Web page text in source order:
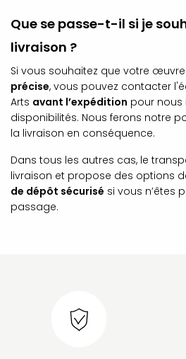
Que se passe-t-il si je
livraison ?
Si vous souhaitez que votre
précise, vous pouvez contacter
Arts avant l’expédition pour nous
disponibilités. Nous ferons notre
la livraison en conséquence.
Dans tous les autres cas, le
livraison et propose des options
de dépôt sécurisé si vous n’êtes
passage.